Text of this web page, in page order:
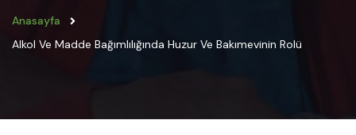
Anasayfa
Alkol Ve Madde Bağımlılığında Huzur Ve Bakımevinin Rolü